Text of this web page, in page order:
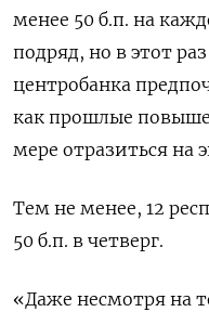
менее 50 б.п. на
подряд, но в этот
центробанка
как прошлые
мере отразиться на
Тем не менее, 12
50 б.п. в четверг.
«Даже несмотря на